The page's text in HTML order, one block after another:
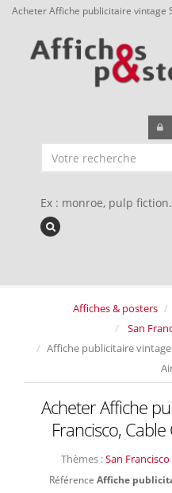
Acheter Affiche publicitaire vintage
Ex : monroe, pulp
Affiches & posters
San
Affiche publicitaire vintage
Acheter Affiche
Francisco,
Thèmes :San
Référence Affiche